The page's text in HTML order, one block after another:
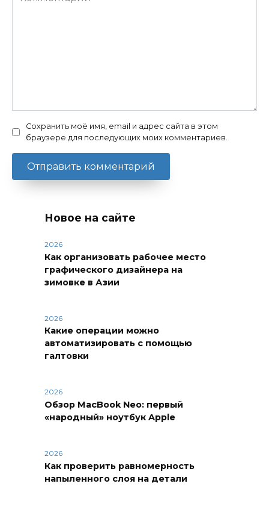
Сохранить моё имя, email и адрес сайта в этом
браузере для последующих моих комментариев.
Новое на сайте
2026
Как организовать рабочее место
графического дизайнера на
зимовке в Азии
2026
Какие операции можно
автоматизировать с помощью
галтовки
2026
Обзор MacBook Neo: первый
«народный» ноутбук Apple
2026
Как проверить равномерность
напыленного слоя на детали